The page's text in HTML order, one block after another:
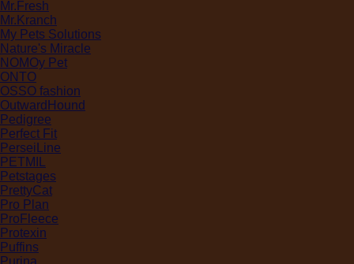
Mr.Fresh
Mr.Kranch
My Pets Solutions
Nature's Miracle
NOMOy Pet
ONTO
OSSO fashion
OutwardHound
Pedigree
Perfect Fit
PerseiLine
PETMIL
Petstages
PrettyCat
Pro Plan
ProFleece
Protexin
Puffins
Purina